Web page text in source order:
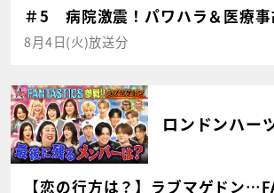
＃5 病院激震！パワハラ＆医療
8月4日(火)放送分
ロンドンハー
【恋の行方は？】ラブマゲドン